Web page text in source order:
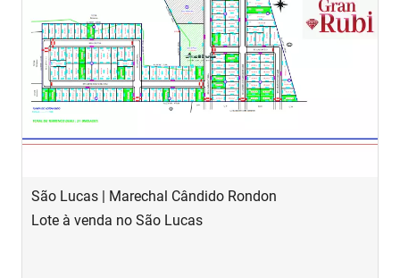
‹Previous
São Lucas | Marechal Cândido Rondon
Lote à venda no São Lucas